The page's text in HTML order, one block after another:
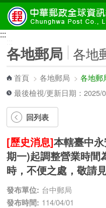
跳到主要內容區塊
:::
各地郵局 各地
首頁 >各地郵局 >各地郵
最後檢視/更新日期：2025/
回列表
[歷史消息]本轄臺中
期一)起調整營業時間
時，不便之處，敬請見
發布單位: 台中郵局
發布時間: 114/04/01